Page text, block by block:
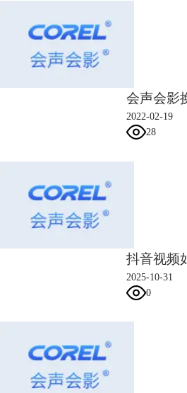
3、将VPT文档导入至编辑栏中新建文件夹
4、我们即可在编辑面板中找到刚才导入的
好了，以上是会声会影中导入官方的模板
会声会影
2022-02-19
28
2025-10-31
0